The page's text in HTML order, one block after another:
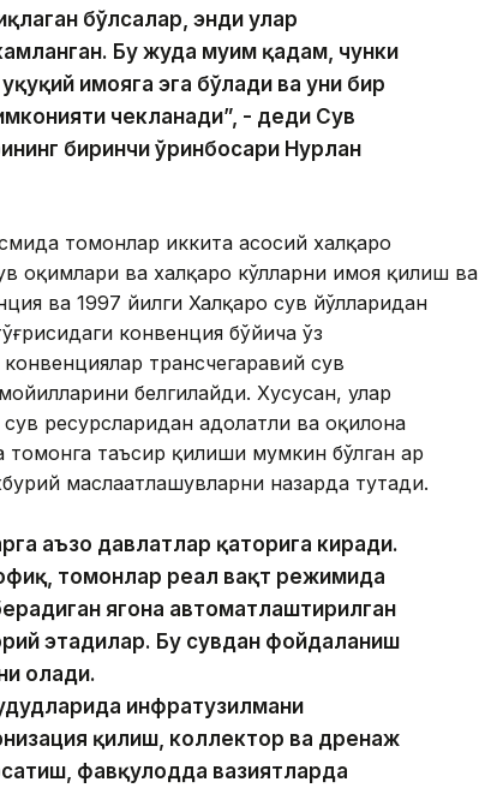
бўлсалар, энди улар
Бу жуда муҳим қадам, чунки
ҳимояга эга бўлади ва уни бир
чекланади”, - деди Сув
биринчи ўринбосари Нурлан
томонлар иккита асосий халқаро
оқимлари ва халқаро кўлларни ҳимоя қилиш ва
ва 1997 йилги Халқаро сув йўлларидан
конвенция бўйича ўз
трансчегаравий сув
белгилайди. Хусусан, улар
ресурсларидан адолатли ва оқилона
таъсир қилиши мумкин бўлган ҳар
маслаҳатлашувларни назарда тутади.
аъзо давлатлар қаторига киради.
томонлар реал вақт режимида
ягона автоматлаштирилган
этадилар. Бу сувдан фойдаланиш
олади.
инфратузилмани
қилиш, коллектор ва дренаж
фавқулодда вазиятларда